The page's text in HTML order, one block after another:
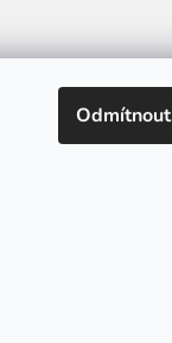
Odmítnout